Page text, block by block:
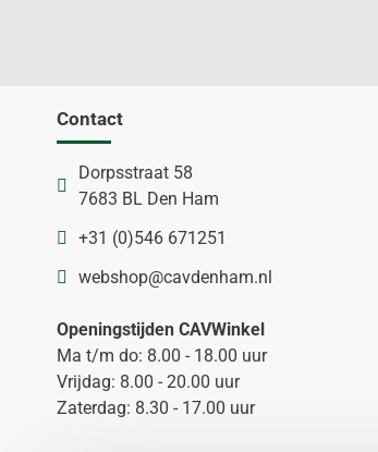
Contact
Dorpsstraat 58
7683 BL Den Ham
+31 (0)546 671251
webshop@cavdenham.nl
Openingstijden CAVWinkel
Ma t/m do: 8.00 - 18.00 uur
Vrijdag: 8.00 - 20.00 uur
Zaterdag: 8.30 - 17.00 uur